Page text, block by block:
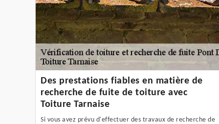
Des prestations fiables en matière de
recherche de fuite de toiture avec
Toiture Tarnaise
Si vous avez prévu d'effectuer des travaux de recherche de